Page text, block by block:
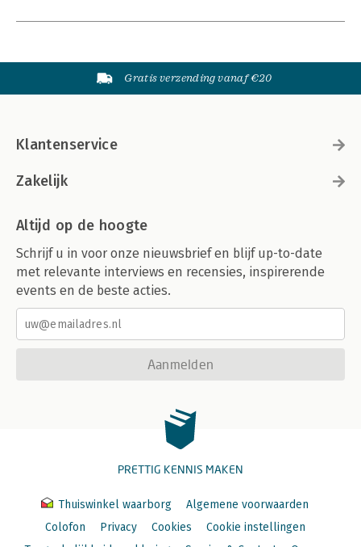
Gratis verzending vanaf €20
Klantenservice
Zakelijk
Altijd op de hoogte
Schrijf u in voor onze nieuwsbrief en blijf up-to-date
met relevante interviews en recensies, inspirerende
events en de beste acties.
Aanmelden
PRETTIG KENNIS MAKEN
Thuiswinkel waarborg
Algemene voorwaarden
Colofon
Privacy Cookies
Cookie instellingen